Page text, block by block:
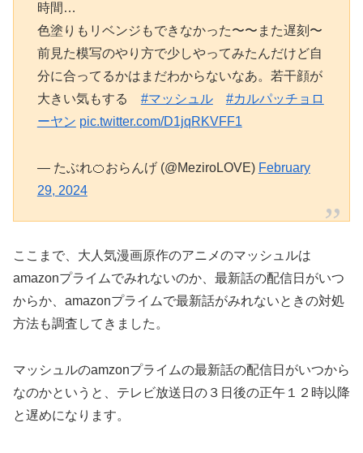
時間…
色塗りもリベンジもできなかった〜〜また遅刻〜
前見た模写のやり方で少しやってみたんだけど自
分に合ってるかはまだわからないなあ。若干顔が
大きい気もする #マッシュル
#カルパッチョロ
ーヤン pic.twitter.com/D1jqRKVFF1
— たぶれ🍊おらんげ (@MeziroLOVE) February
29, 2024
ここまで、大人気漫画原作のアニメのマッシュルは
amazonプライムでみれないのか、最新話の配信日がいつ
からか、amazonプライムで最新話がみれないときの対処
方法も調査してきました。
マッシュルのamzonプライムの最新話の配信日がいつから
なのかというと、テレビ放送日の３日後の正午１２時以降
と遅めになります。